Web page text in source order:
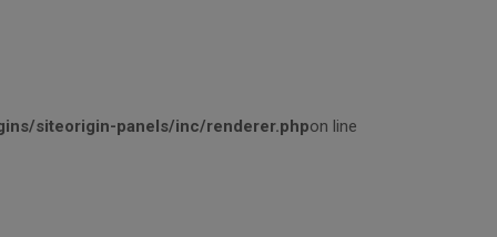
siteorigin-panels/inc/renderer.phpon line